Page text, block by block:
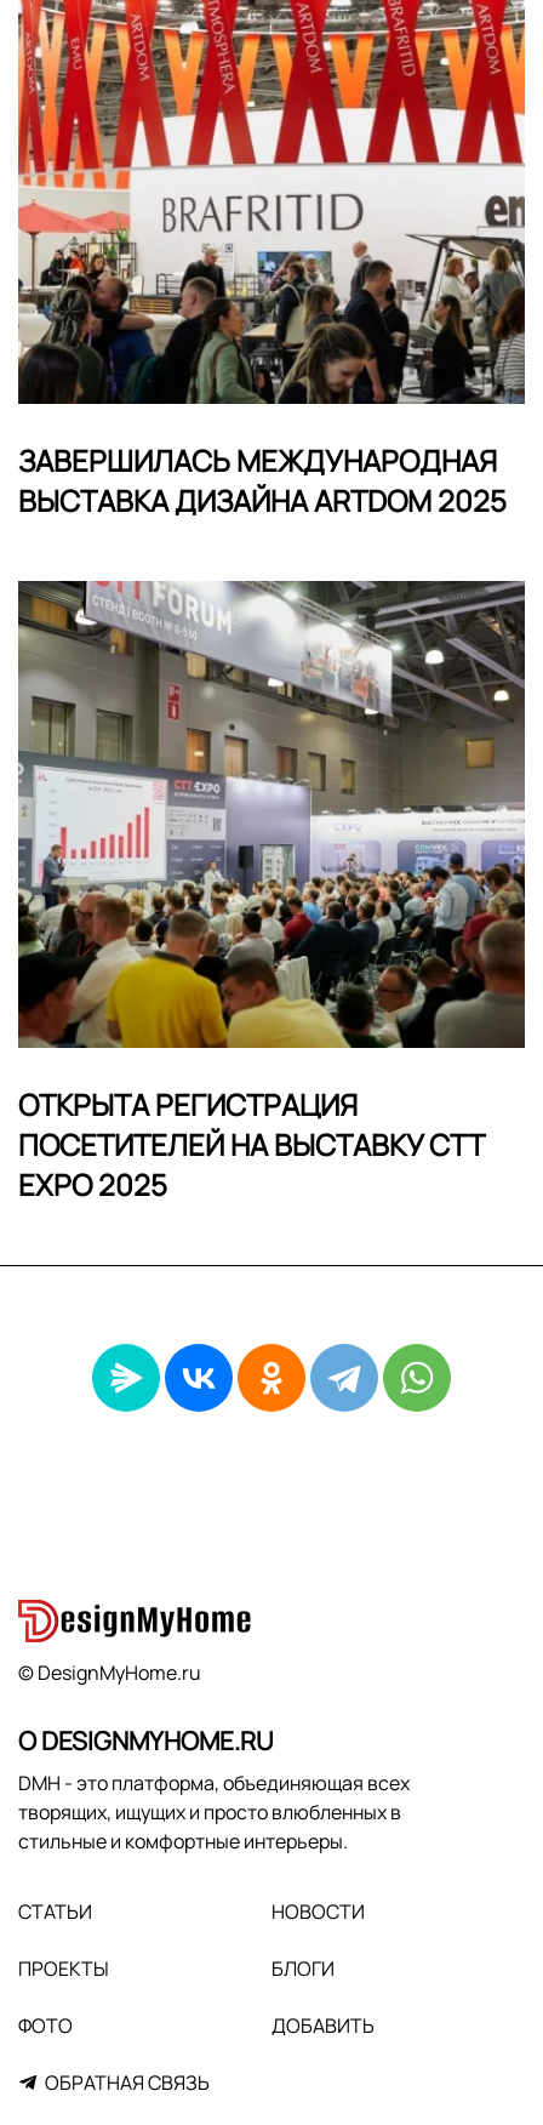
​ЗАВЕРШИЛАСЬ МЕЖДУНАРОДНАЯ
ВЫСТАВКА ДИЗАЙНА ARTDOM 2025
ОТКРЫТА РЕГИСТРАЦИЯ
ПОСЕТИТЕЛЕЙ НА ВЫСТАВКУ CTT
EXPO 2025
© DesignMyHome.ru
О DESIGNMYHOME.RU
DMH - это платформа, объединяющая всех
творящих, ищущих и просто влюбленных в
стильные и комфортные интерьеры.
СТАТЬИ НОВОСТИ
ПРОЕКТЫ БЛОГИ
ФОТО ДОБАВИТЬ
ОБРАТНАЯ СВЯЗЬ